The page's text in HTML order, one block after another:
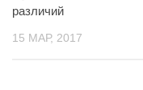
различий
15 МАР, 2017